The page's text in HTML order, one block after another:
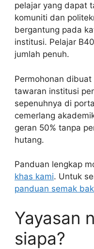
pelajar yang dapat
komuniti dan
bergantung pada
institusi. Pelajar
jumlah penuh.
Permohonan
tawaran institusi
sepenuhnya di
cemerlang
geran 50% tanpa
hutang.
Panduan lengkap
khas kami. Untuk
panduan semak
Yayasan
siapa?